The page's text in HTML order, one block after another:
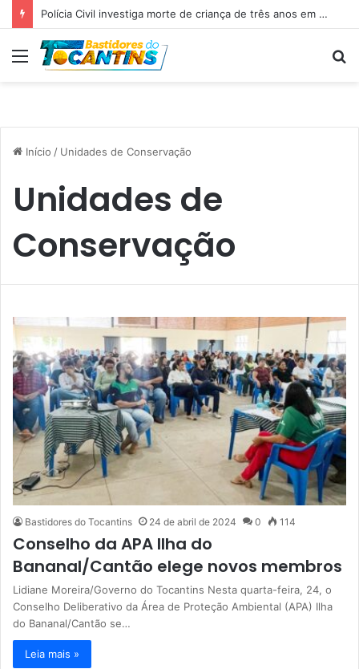
Polícia Civil investiga morte de criança de três anos em Palmas; pai é suspeito de agressão
Menu
Início / Unidades de Conservação
Unidades de
Conservação
Bastidores do Tocantins 24 de abril de 2024 0 114
Conselho da APA Ilha do
Bananal/Cantão elege novos membros
Lidiane Moreira/Governo do Tocantins Nesta quarta-feira, 24, o
Conselho Deliberativo da Área de Proteção Ambiental (APA) Ilha
do Bananal/Cantão se…
Leia mais »